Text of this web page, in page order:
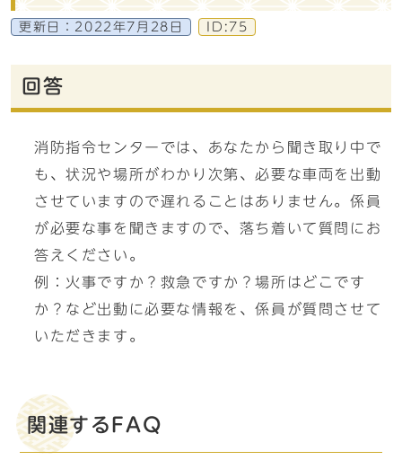
更新日： 2022年7月28日 ID:75
回答
消防指令センターでは、あなたから聞き取り中で
も、状況や場所がわかり次第、必要な車両を出動
させていますので遅れることはありません。係員
が必要な事を聞きますので、落ち着いて質問にお
答えください。
例：火事ですか？救急ですか？場所はどこです
か？など出動に必要な情報を、係員が質問させて
いただきます。
関連するFAQ